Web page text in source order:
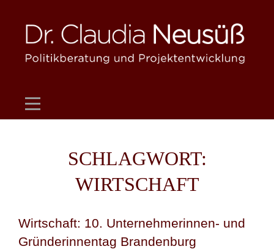
content
SCHLAGWORT:
WIRTSCHAFT
Wirtschaft: 10. Unternehmerinnen- und
Gründerinnentag Brandenburg